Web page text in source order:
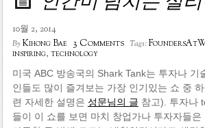
10월 2, 2014
ByKihong Bae 3 Comments Tags:
inspiring, technology
미국 ABC 방송국의 Shark Tank는 투자나 기
인들도 많이 즐겨보는 가장 인기있는 쇼 중
련 자세한 설명은 성문님의 글 참고). 투자나
들이 이 쇼를 보면 마치 창업가나 투자자들은